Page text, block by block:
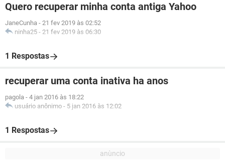
Quero recuperar minha conta antiga Yahoo
JaneCunha - 21 fev 2019 às 02:52
ninha25 - 21 fev 2019 às 06:30
1 Respostas
recuperar uma conta inativa ha anos
pagola - 4 jan 2016 às 18:22
usuário anônimo - 5 jan 2016 às 12:02
1 Respostas